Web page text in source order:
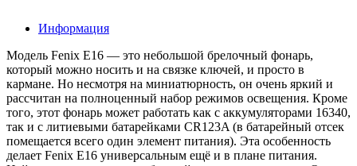
Информация
Модель Fenix E16 — это небольшой брелочный фонарь,
который можно носить и на связке ключей, и просто в
кармане. Но несмотря на миниатюрность, он очень яркий и
рассчитан на полноценный набор режимов освещения. Кроме
того, этот фонарь может работать как с аккумуляторами 16340,
так и с литиевыми батарейками CR123A (в батарейный отсек
помещается всего один элемент питания). Эта особенность
делает Fenix E16 универсальным ещё и в плане питания.